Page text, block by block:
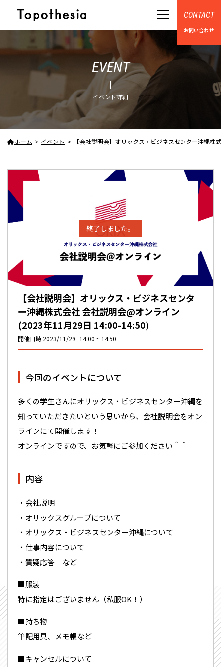
CONTACT
お問い合わせ
EVENT
イベント詳細
ホーム イベント 【会社説明会】オリックス・ビジネスセンター沖縄
終了しました。
【会社説明会】オリックス・ビジネスセンタ
ー沖縄株式会社 会社説明会@オンライン
(2023年11月29日 14:00-14:50)
開催日時 2023/11/29 14:00 14:50
今回のイベントについて
多くの学生さんにオリックス・ビジネスセンター沖縄を
知っていただきたいという思いから、会社説明会をオン
ラインにて開催します！
オンラインですので、お気軽にご参加ください＾＾
内容
・会社説明
・オリックスグループについて
・オリックス・ビジネスセンター沖縄について
・仕事内容について
・質疑応答 など
■服装
特に指定はございません（私服OK！）
■持ち物
筆記用具、メモ帳など
■キャンセルについて